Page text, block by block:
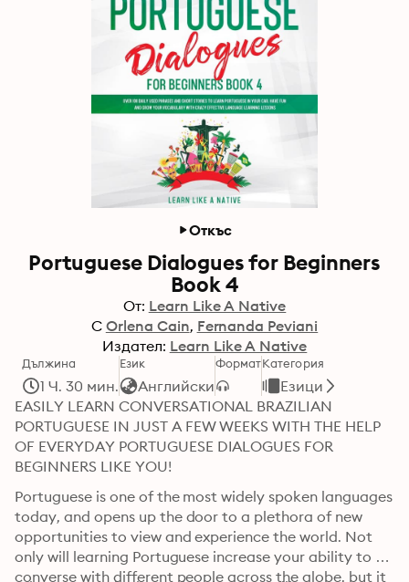
Откъс
Portuguese Dialogues for Beginners
Book 4
От: Learn Like A Native
С Orlena Cain Fernanda Peviani
Издател: Learn Like A Native
Дължина
1 Ч. 30 мин.
Език
Английски
ФорматКатегория
Езици
EASILY LEARN CONVERSATIONAL BRAZILIAN
PORTUGUESE IN JUST A FEW WEEKS WITH THE HELP
OF EVERYDAY PORTUGUESE DIALOGUES FOR
BEGINNERS LIKE YOU!
Portuguese is one of the most widely spoken languages
today, and opens up the door to a plethora of new
opportunities to view and experience the world. Not
only will learning Portuguese increase your ability to
converse with different people across the globe, but it